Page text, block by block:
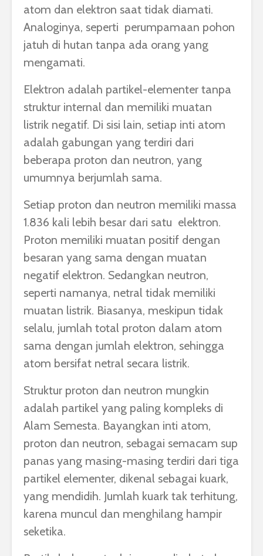
atom dan elektron saat tidak diamati.
Analoginya, seperti perumpamaan pohon
jatuh di hutan tanpa ada orang yang
mengamati.
Elektron adalah partikel-elementer tanpa
struktur internal dan memiliki muatan
listrik negatif. Di sisi lain, setiap inti atom
adalah gabungan yang terdiri dari
beberapa proton dan neutron, yang
umumnya berjumlah sama.
Setiap proton dan neutron memiliki massa
1.836 kali lebih besar dari satu elektron.
Proton memiliki muatan positif dengan
besaran yang sama dengan muatan
negatif elektron. Sedangkan neutron,
seperti namanya, netral tidak memiliki
muatan listrik. Biasanya, meskipun tidak
selalu, jumlah total proton dalam atom
sama dengan jumlah elektron, sehingga
atom bersifat netral secara listrik.
Struktur proton dan neutron mungkin
adalah partikel yang paling kompleks di
Alam Semesta. Bayangkan inti atom,
proton dan neutron, sebagai semacam sup
panas yang masing-masing terdiri dari tiga
partikel elementer, dikenal sebagai kuark,
yang mendidih. Jumlah kuark tak terhitung,
karena muncul dan menghilang hampir
seketika.